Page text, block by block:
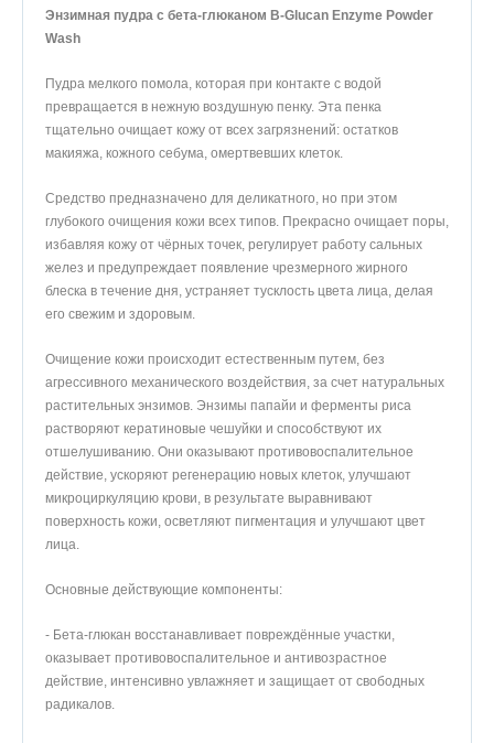
Телефон
Энзимная пудра с бета-глюканом B-Glucan Enzyme Powder
Wash
Пудра мелкого помола, которая при контакте с водой
превращается в нежную воздушную пенку. Эта пенка
тщательно очищает кожу от всех загрязнений: остатков
макияжа, кожного себума, омертвевших клеток.
Средство предназначено для деликатного, но при этом
глубокого очищения кожи всех типов. Прекрасно очищает поры,
избавляя кожу от чёрных точек, регулирует работу сальных
желез и предупреждает появление чрезмерного жирного
блеска в течение дня, устраняет тусклость цвета лица, делая
его свежим и здоровым.
Очищение кожи происходит естественным путем, без
агрессивного механического воздействия, за счет натуральных
растительных энзимов. Энзимы папайи и ферменты риса
растворяют кератиновые чешуйки и способствуют их
отшелушиванию. Они оказывают противовоспалительное
действие, ускоряют регенерацию новых клеток, улучшают
микроциркуляцию крови, в результате выравнивают
поверхность кожи, осветляют пигментация и улучшают цвет
лица.
Основные действующие компоненты:
- Бета-глюкан восстанавливает повреждённые участки,
оказывает противовоспалительное и антивозрастное
действие, интенсивно увлажняет и защищает от свободных
радикалов.